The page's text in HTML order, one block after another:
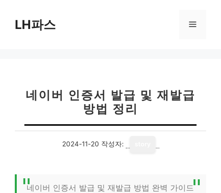
LH파스 메
네이버 인증서 발급 및 재발급
방법 정리
2024-11-20 작성자:
네이버 인증서 발급 및 재발급 방법 완벽 가이드